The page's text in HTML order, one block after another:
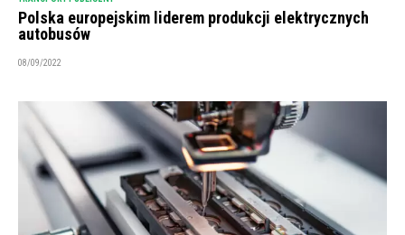
Polska europejskim liderem produkcji elektrycznych
autobusów
08/09/2022